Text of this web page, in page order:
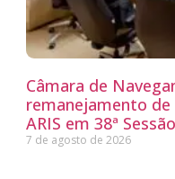
Câmara de
remanejamento de
ARIS em 38ª Sessão
7 de agosto de 2026